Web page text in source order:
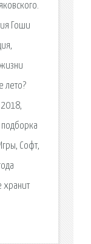
Гоши
лето?
Софт,
хранит